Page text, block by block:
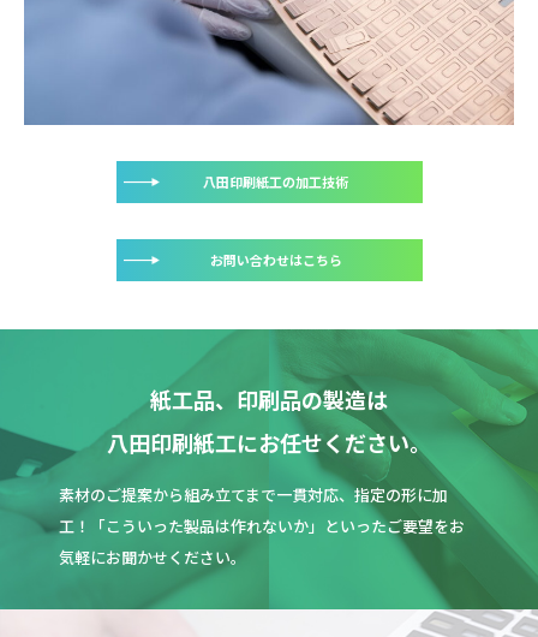
八田印刷紙工の加工技術
お問い合わせはこちら
紙工品、印刷品の製造は
八田印刷紙工にお任せください。
素材のご提案から組み立てまで一貫対応、指定の形に加
工！「こういった製品は作れないか」といったご要望をお
気軽にお聞かせください。